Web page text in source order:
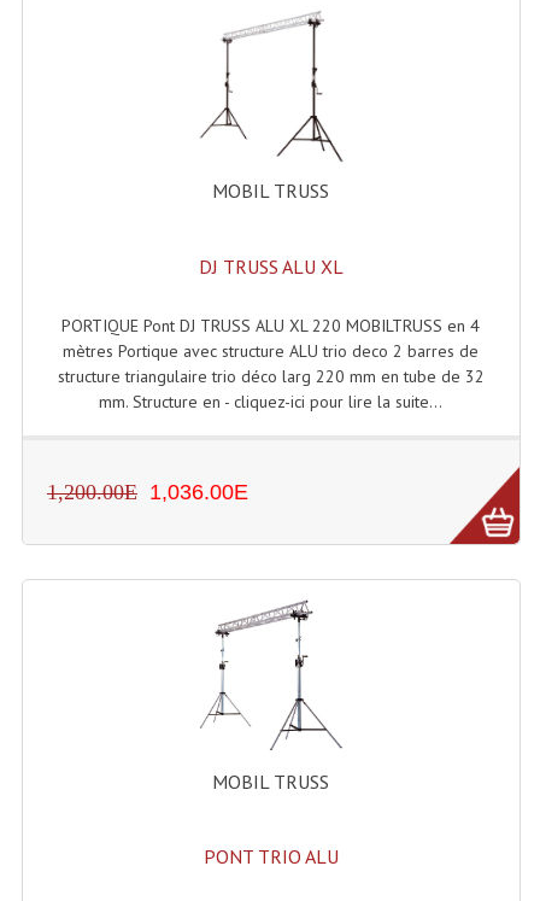
Sacs & Housses De Transport
Valises Pour Clavier
Rack 19 Pouces Multiplis
Accessoires Flight-Case Coins Roulettes
Machines À Fumées
Effets Projection Et Jet De CO2
Lanceur De Flammes Et Cartouche De Gaz
Machines & Canon À Confettis
Machines À Bulles
Machines À Effet Brouillard
Machines À Fumée Lourde
Machines À Mousse, Neige, Liquides
MOBIL TRUSS
DJ TRUSS ALU XL
PORTIQUE Pont DJ TRUSS ALU XL 220 MOBILTRUSS en 4
mètres Portique avec structure ALU trio deco 2 barres de
structure triangulaire trio déco larg 220 mm en tube de 32
mm. Structure en - cliquez-ici pour lire la suite...
1,200.00E 1,036.00E
MOBIL TRUSS
PONT TRIO ALU